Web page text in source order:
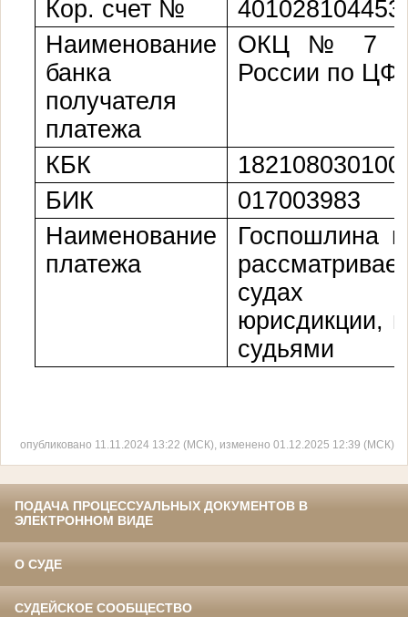
Кор. счет №
Наименование
банка
получателя
платежа
ОКЦ № 7
России по
КБК
БИК
017003983
Наименование
платежа
Госпошлина
судах
юрисдикции,
судьями
опубликовано 11.11.2024 13:22 (МСК), изменено 01.12.2025 12:39 (МСК)
ПОДАЧА ПРОЦЕССУАЛЬНЫХ ДОКУМЕНТОВ В
ЭЛЕКТРОННОМ ВИДЕ
О СУДЕ
СУДЕЙСКОЕ СООБЩЕСТВО